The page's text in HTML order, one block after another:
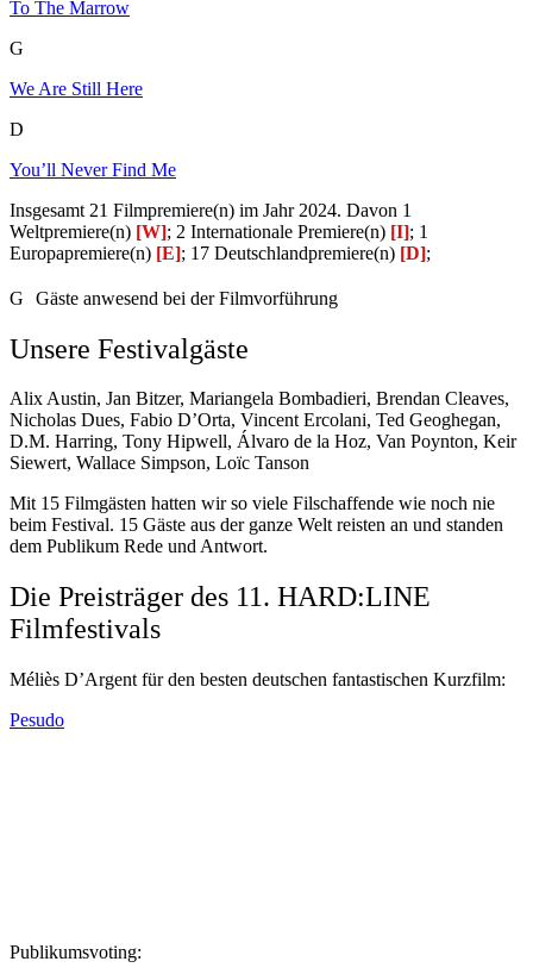
To The Marrow
G
We Are Still Here
D
You’ll Never Find Me
Insgesamt 21 Filmpremiere(n) im Jahr 2024. Davon 1
Weltpremiere(n) [W]; 2 Internationale Premiere(n) [I]; 1
Europapremiere(n) [E]; 17 Deutschlandpremiere(n) [D];
G Gäste anwesend bei der Filmvorführung
Unsere Festivalgäste
Alix Austin, Jan Bitzer, Mariangela Bombadieri, Brendan Cleaves,
Nicholas Dues, Fabio D’Orta, Vincent Ercolani, Ted Geoghegan,
D.M. Harring, Tony Hipwell, Álvaro de la Hoz, Van Poynton, Keir
Siewert, Wallace Simpson, Loïc Tanson
Mit 15 Filmgästen hatten wir so viele Filschaffende wie noch nie
beim Festival. 15 Gäste aus der ganze Welt reisten an und standen
dem Publikum Rede und Antwort.
Die Preisträger des 11. HARD:LINE
Filmfestivals
Méliès D’Argent für den besten deutschen fantastischen Kurzfilm:
Pesudo
Publikumsvoting: